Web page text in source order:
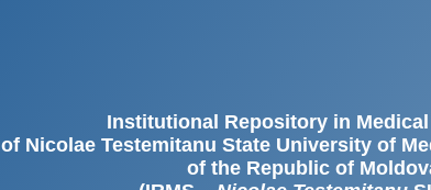
Institutional Repository in
of Nicolae Testemitanu State University of
of the Republic of